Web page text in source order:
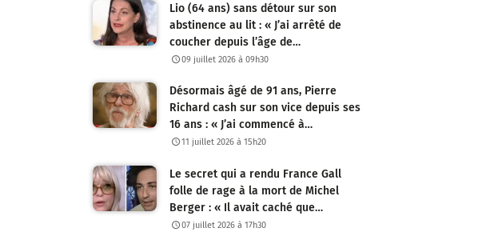
Lio (64 ans) sans détour sur son
abstinence au lit : « J’ai arrêté de
coucher depuis l’âge de…
09 juillet 2026 à 09h30
Désormais âgé de 91 ans, Pierre
Richard cash sur son vice depuis ses
16 ans : « J’ai commencé à…
11 juillet 2026 à 15h20
Le secret qui a rendu France Gall
folle de rage à la mort de Michel
Berger : « Il avait caché que…
07 juillet 2026 à 17h30